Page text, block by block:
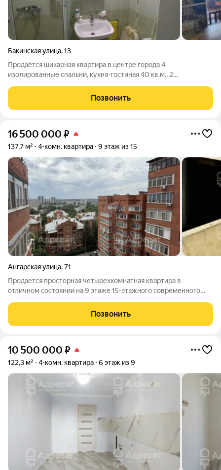
Бакинская улица,13
Продаётся шикарная квартира в центре города 4
изолированные спальни, кухня-гостиная 40 кв.м., 2
вместительные кладовки-гардеробные, большой холл,
коридор. Дом кирпичный, тёплый, в удобном месте. Тамбур
Позвонить
16 500 000 ₽
137,7 м² 4-комн. квартира 9 этаж из 15
Ангарская улица,71
Продается просторная четырехкомнатная квартира в
отличном состоянии на 9 этаже 15-этажного современного
район). Это идеальное предложение для большой семьи,
ценящей комфорт, тишину и выгодное
Позвонить
10 500 000 ₽
122,3 м² 4-комн. квартира 6 этаж из 9